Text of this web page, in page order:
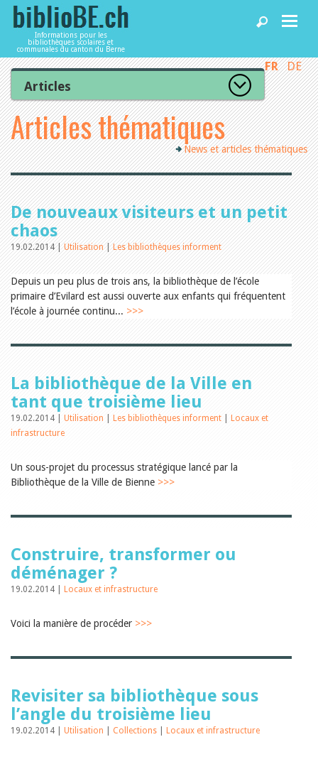
Informations pour les
bibliothèques scolaires et
communales du canton du Berne
Accueil
Articles
Bibliothèques
Agenda
Services
Utiliser biblioBE.ch
FR DE
Articles
Tous les articles
Articles recommandés
Les mieux notés
Catégories
L’Office de la culture informe
La Commission informe
Les bibliothèques informent
Organisation
Locaux et infrastructure
Collections
Utilisation
Finances
Personnel
Gestion de la qualité
Droit et politique
Relations publiques
Du monde entier
Tags
Manifestations
Formation et perfectionnement
Ecole et bibliothèque
Bibliosuisse
Littérature de jeunesse
Encouragement des
bibliothèques
Bibliomedia
Tous les tags
Julie Greub
Aline Yeretzian
Markus Jost
Markus Keel
Blaise Humbert-Droz
Articles thématiques
News et articles thématiques
De nouveaux visiteurs et un petit
chaos
19.02.2014 |Utilisation|Les bibliothèques informent
Depuis un peu plus de trois ans, la bibliothèque de l’école
primaire d’Evilard est aussi ouverte aux enfants qui fréquentent
l’école à journée continu... >>>
La bibliothèque de la Ville en
tant que troisième lieu
19.02.2014 | Utilisation Les bibliothèques informent
Locaux et
infrastructure
Un sous-projet du processus stratégique lancé par la
Bibliothèque de la Ville de Bienne >>>
Construire, transformer ou
déménager ?
19.02.2014 | Locaux et infrastructure
Voici la manière de procéder >>>
Revisiter sa bibliothèque sous
l’angle du troisième lieu
19.02.2014 | Utilisation Collections Locaux et infrastructure